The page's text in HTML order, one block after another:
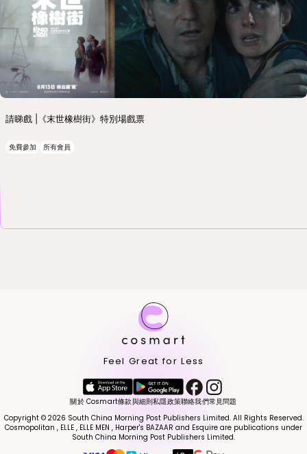
請睇戲 |《末世橡樹街》特別場戲票
免費參加 所有會員
Feel Great for Less
關於 Cosmart條款與細則私隱政策聯絡我們常見問題
Copyright © 2026 South China Morning Post Publishers Limited. All Rights Reserved.
Cosmopolitan , ELLE , ELLE MEN , Harper's BAZAAR and Esquire are publications under
South China Morning Post Publishers Limited.